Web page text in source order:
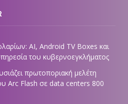
AI, Android TV Boxes και
του κυβερνοεγκλήματος
πρωτοποριακή μελέτη
Arc Flash σε data centers 800